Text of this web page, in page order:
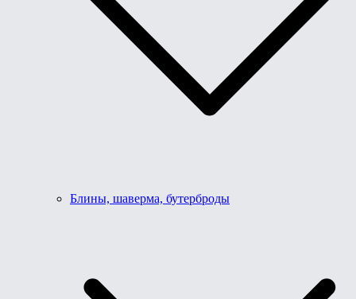
Блины, шаверма, бутерброды